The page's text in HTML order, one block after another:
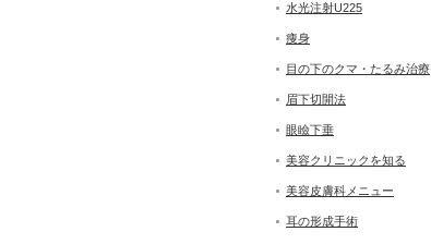
水光注射U225
痩身
目の下のクマ・たるみ治療
眉下切開法
眼瞼下垂
美容クリニックを知る
美容皮膚科メニュー
耳の形成手術